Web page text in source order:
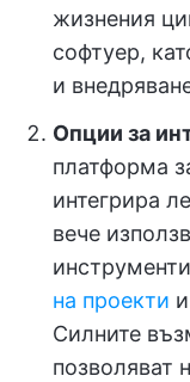
жизнения
софтуер,
и
Опции за
платформа
интегрира
вече
на проекти
Силните
позволяват